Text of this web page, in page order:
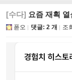
[수다] 요즘 재획
폳오 댓글: 2 개 조